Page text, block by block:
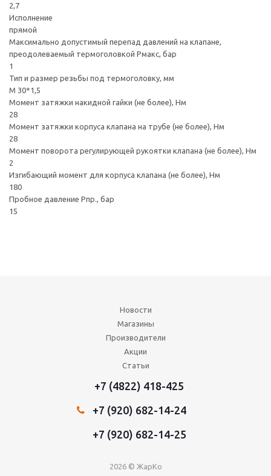
2,7
Исполнение
прямой
Максимально допустимый перепад давлений на клапане,
преодолеваемый термоголовкой Рмакс, бар
1
Тип и размер резьбы под термоголовку, мм
M 30*1,5
Момент затяжки накидной гайки (не более), Нм
28
Момент затяжки корпуса клапана на трубе (не более), Нм
28
Момент поворота регулирующей рукоятки клапана (не более), Нм
2
Изгибающий момент для корпуса клапана (не более), Нм
180
Пробное давление Pпр., бар
15
Новости
Магазины
Производители
Акции
Статьи
+7 (4822) 418-425
+7 (920) 682-14-24
+7 (920) 682-14-25
2026 © ЖарКо